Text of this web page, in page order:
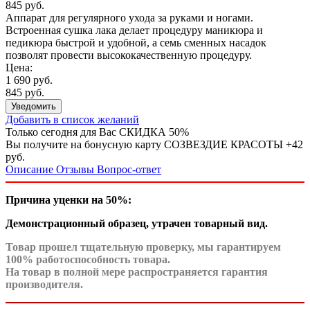
845 руб.
Аппарат для регулярного ухода за руками и ногами.
Встроенная сушка лака делает процедуру маникюра и
педикюра быстрой и удобной, а семь сменных насадок
позволят провести высококачественную процедуру.
Цена:
1 690 руб.
845 руб.
Уведомить
Добавить в список желаний
Только сегодня для Вас СКИДКА 50%
Вы получите на бонусную карту СОЗВЕЗДИЕ КРАСОТЫ +42
руб.
Описание Отзывы Вопрос-ответ
Причина уценки на 50%:
Демонстрационный образец, утрачен товарный вид.
Товар прошел тщательную проверку, мы гарантируем
100% работоспособность товара.
На товар в полной мере распространяется гарантия
производителя.